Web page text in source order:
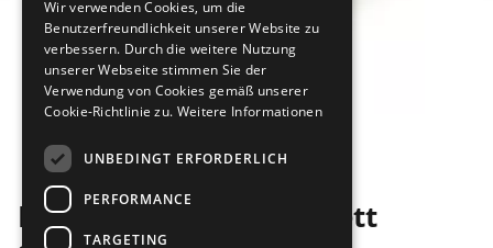
Brautschuhe
Sneaker
Übergrößen 43-44
Flexerinas
Merlet
Nueva Epoca
RayRose
Rummos
Bilder
Fuego Split Sole komplett
Wir verwenden Cookies, um die
Benutzerfreundlichkeit unserer Website zu
verbessern. Durch die weitere Nutzung
unserer Webseite stimmen Sie der
Verwendung von Cookies gemäß unserer
Cookie-Richtlinie zu. Weitere Informationen
UNBEDINGT ERFORDERLICH
PERFORMANCE
TARGETING